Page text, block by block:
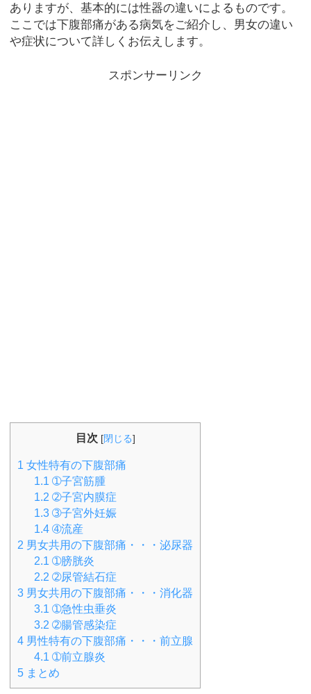
ありますが、基本的には性器の違いによるものです。
ここでは下腹部痛がある病気をご紹介し、男女の違い
や症状について詳しくお伝えします。
スポンサーリンク
目次 [閉じる]
1 女性特有の下腹部痛
1.1 ➀子宮筋腫
1.2 ➁子宮内膜症
1.3➂子宮外妊娠
1.4➃流産
2 男女共用の下腹部痛・・・泌尿器
2.1 ➀膀胱炎
2.2 ➁尿管結石症
3 男女共用の下腹部痛・・・消化器
3.1 ➀急性虫垂炎
3.2 ➁腸管感染症
4 男性特有の下腹部痛・・・前立腺
4.1 ➀前立腺炎
5 まとめ